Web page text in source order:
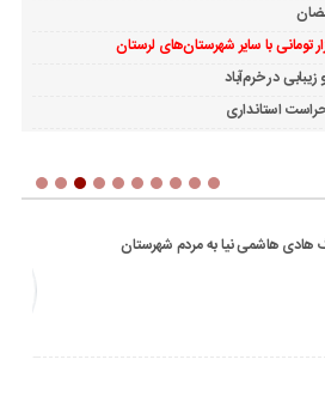
در خرم‌آباد
استانداری
هادی هاشمی نیا به مردم شهرستان